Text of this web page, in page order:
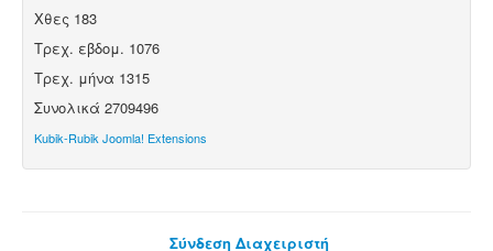
Χθες 183
Τρεχ. εβδομ. 1076
Τρεχ. μήνα 1315
Συνολικά 2709496
Kubik-Rubik Joomla! Extensions
Σύνδεση Διαχειριστή